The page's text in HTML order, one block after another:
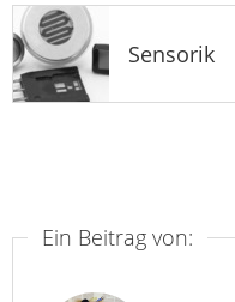
Sensorik
Ein Beitrag von: